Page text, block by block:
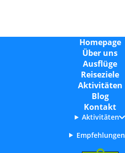
Homepage
Über uns
Ausflüge
Reiseziele
Aktivitäten
Blog
Kontakt
Aktivitäten
Empfehlungen